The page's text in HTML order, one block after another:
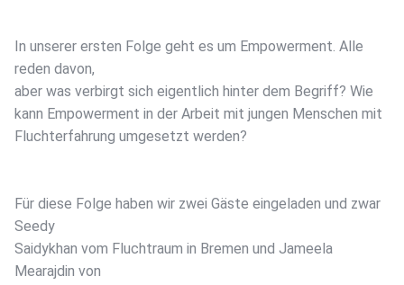
In unserer ersten Folge geht es um Empowerment. Alle
reden davon,
aber was verbirgt sich eigentlich hinter dem Begriff? Wie
kann Empowerment in der Arbeit mit jungen Menschen mit
Fluchterfahrung umgesetzt werden?
Für diese Folge haben wir zwei Gäste eingeladen und zwar
Seedy
Saidykhan vom Fluchtraum in Bremen und Jameela
Mearajdin von